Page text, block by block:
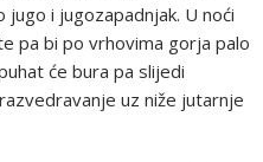
i jugozapadnjak. U noći
pa bi po vrhovima gorja palo
će bura pa slijedi
uz niže jutarnje